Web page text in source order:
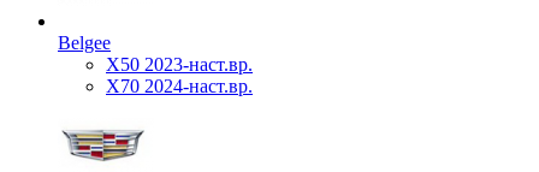
Belgee
X50 2023-наст.вр.
X70 2024-наст.вр.